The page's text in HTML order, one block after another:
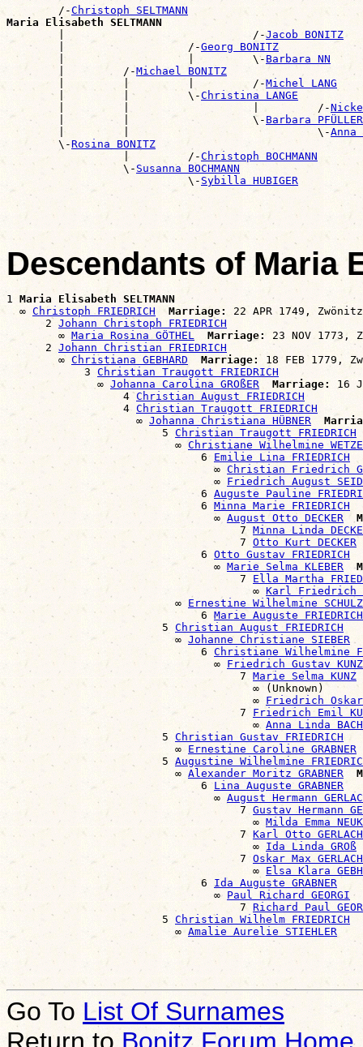
        /-
Christoph SELTMANN
Maria Elisabeth SELTMANN
|                             /-Jacob BONITZ
        |                   /-
Georg BONITZ
        |                   |         \-
Barbara NN
        |         /-
Michael BONITZ
        |         |         |         /-
Michel LANG
        |         |         \-
Christina LANGE
        |         |                   |         /-
        |         |                   \-
Barbara PFÜLLER
        |         |                             \-
Anna
        \-
Rosina BONITZ
                  |         /-
Christoph BOCHMANN
                  \-
Susanna BOCHMANN
                            \-
Sybilla HUBIGER
Descendants of Maria
1 Maria Elisabeth SELTMANN
  ∞
Christoph FRIEDRICH Marriage:
22 APR 1749,
      2
Johann Christoph FRIEDRICH
        ∞
Maria Rosina GÖTHEL Marriage: 23 NOV 1773,
      2
Johann Christian FRIEDRICH
        ∞
Christiana GEBHARD Marriage: 18 FEB 1779,
            3
Christian Traugott FRIEDRICH
              ∞
Johanna Carolina GROßER Marriage:
16
                  4
Christian August FRIEDRICH
                  4
Christian Traugott FRIEDRICH
                    ∞
Johanna Christiana HÜBNER
                        5
Christian Traugott FRIEDRICH
                          ∞
Christiane Wilhelmine
                              6
Emilie Lina FRIEDRICH
                                ∞
Christian Friedrich
                                ∞
Friedrich August
                              6
Auguste Pauline
                              6
Minna Marie FRIEDRICH
                                ∞
August Otto DECKER
                                    7
Minna Linda
                                    7
Otto Kurt DECKER
                              6
Otto Gustav FRIEDRICH
                                ∞
Marie Selma KLEBER
                                    7
Ella Martha
                                      ∞
Karl Friedrich
                          ∞
Ernestine Wilhelmine
                              6
Marie Auguste FRIEDRICH
                        5
Christian August FRIEDRICH
                          ∞
Johanne Christiane SIEBER
                              6
Christiane Wilhelmine
                                ∞
Friedrich Gustav KUNZ
                                    7
Marie Selma KUNZ
                                      ∞ (Unknown)
                                      ∞
Friedrich Oskar
                                    7
Friedrich Emil
                                      ∞
Anna Linda BACH
                        5
Christian Gustav FRIEDRICH
                          ∞
Ernestine Caroline GRABNER
                        5
Augustine Wilhelmine
                          ∞
Alexander Moritz GRABNER
                              6
Lina Auguste GRABNER
                                ∞
August Hermann
                                    7
Gustav Hermann
                                      ∞
Milda Emma
                                    7
Karl Otto GERLACH
                                      ∞
Ida Linda GROß
                                    7
Oskar Max GERLACH
                                      ∞
Elsa Klara
                              6
Ida Auguste GRABNER
                                ∞
Paul Richard GEORGI
                                    7
Richard Paul
                        5
Christian Wilhelm FRIEDRICH
                          ∞
Amalie Aurelie STIEHLER
Go To List Of Surnames
Return to Bonitz Forum Home